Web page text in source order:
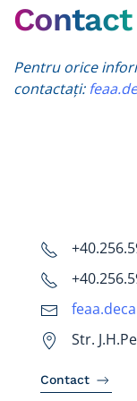
Contact
Pentru orice
contactați:
Str.
Contact